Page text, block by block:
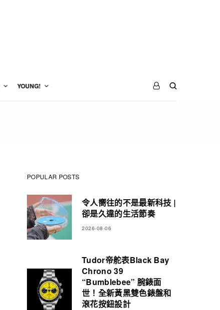
YOUNG!
POPULAR POSTS
令人嚮往的不是最新科技 |
卻是久違的生活節奏
2026-08-06
Tudor帝舵表Black Bay
Chrono 39
“Bumblebee” 腕錶面
世！全新黃黑雙色錶盤和
滾花按鈕設計